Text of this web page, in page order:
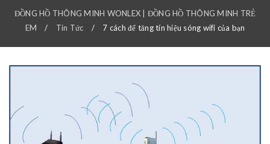
ĐỒNG HỒ THÔNG MINH WONLEX | ĐỒNG HỒ THÔNG MINH TRẺ
EM
/ Tin Tức / 7 cách để tăng tín hiệu sóng wifi của bạn